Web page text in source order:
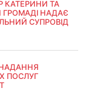
КАТЕРИНИ ТА
ГРОМАДІ НАДАЄ
СУПРОВІД
НАДАННЯ
ПОСЛУГ